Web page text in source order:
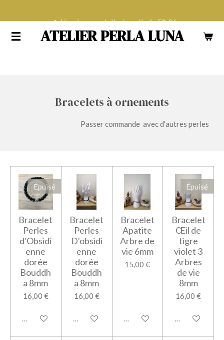
contenu
ATELIER PERLA LUNA
Livraison gratuite à partir de 50 € !
Bracelets à ornements
Passer commande avec d'autres perles
Épuisé
Bracelet
Perles
d'Obsidi
enne
dorée
Bouddh
a 8mm
16,00 €
M'avertir si disponible
Bracelet
Perles
D'obsidi
enne
dorée
Bouddh
a 8mm
16,00 €
Ajouter au panier
Bracelet
Apatite
Arbre de
vie 6mm
15,00 €
Ajouter au panier
Épuisé
Bracelet
Œil de
tigre
violet 3
Arbres
de vie
8mm
16,00 €
M'avertir si